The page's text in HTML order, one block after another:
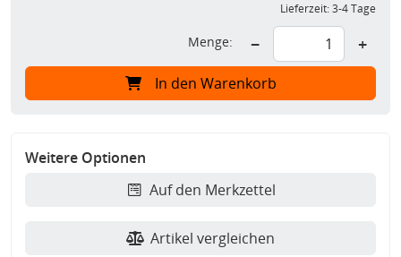
Lieferzeit:3-4 Tage
Menge: − +
In den Warenkorb
Weitere Optionen
Auf den Merkzettel
Artikel vergleichen